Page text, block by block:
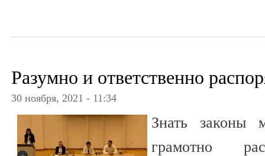
Разумно и ответственно
30 ноября, 2021 - 11:34
Знать законы
грамотно